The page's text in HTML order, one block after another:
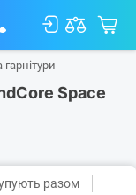
Space
разом